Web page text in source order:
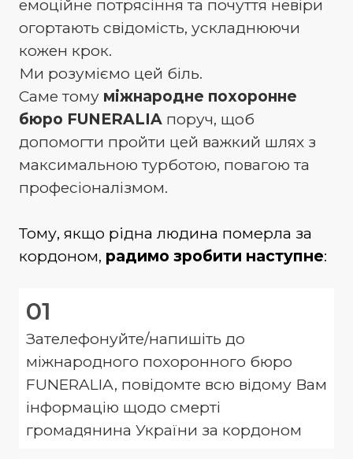
емоційне потрясіння та почуття невіри
огортають свідомість, ускладнюючи
кожен крок.
Ми розуміємо цей біль.
Саме тому міжнародне похоронне
бюро FUNERALIAпоруч, щоб
допомогти пройти цей важкий шлях з
максимальною турботою, повагою та
професіоналізмом.
Тому, якщо рідна людина померла за
кордоном, радимо зробити наступне:
01
Зателефонуйте/напишіть до
міжнародного похоронного бюро
FUNERALIA, повідомте всю відому Вам
інформацію щодо смерті
громадянина України за кордоном